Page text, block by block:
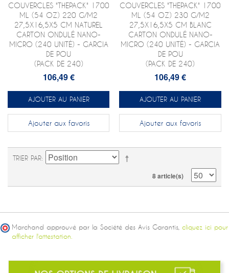
COUVERCLES "THEPACK" 1700
ML (54 OZ) 220 G/M2
27,5X16,5X5 CM NATUREL
CARTON ONDULÉ NANO-
MICRO (240 UNITÉ) - GARCIA
DE POU
(PACK DE 240)
106,49 €
AJOUTER AU PANIER
Ajouter aux favoris
COUVERCLES "THEPACK" 1700
ML (54 OZ) 230 G/M2
27,5X16,5X5 CM BLANC
CARTON ONDULÉ NANO-
MICRO (240 UNITÉ) - GARCIA
DE POU
(PACK DE 240)
106,49 €
AJOUTER AU PANIER
Ajouter aux favoris
TRIER PAR
8 article(s)
Marchand approuvé par la Société des Avis Garantis, cliquez ici pour
afficher l'attestation.